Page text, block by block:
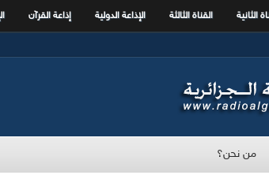
الثانية القناة الثالثة الإذاعة الدولية إذاعة القرآن
من نحن؟